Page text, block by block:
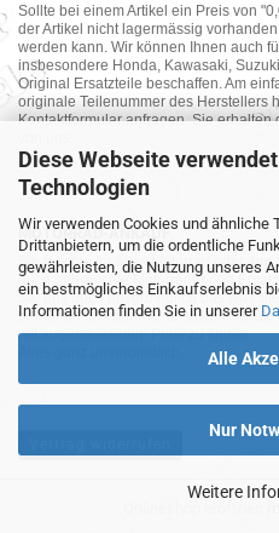
Diese Webseite
Technologien
Wir verwenden Cookies und ähnliche
Drittanbietern, um die ordentliche
gewährleisten, die Nutzung unseres
ein bestmögliches Einkaufserlebnis
Informationen finden Sie in unserer
Alle
Nur
Weitere
Sollte bei einem Artikel ein Preis von
der Artikel nicht lagermässig
werden kann. Wir können Ihnen auch
insbesondere Honda, Kawasaki,
Original Ersatzteile beschaffen. Am
originale Teilenummer des Herstellers
Kontaktformular anfragen. Sie
MOTORRAD-ANKAUF
Sie möchte Ihr altes Motorrad oder Ihre
auch gebrauchte Motorräder und
Sie uns doch unverbindlich das was
bemühen uns dann eine sowohl für Sie
mit angemessenem Preis zu finden.